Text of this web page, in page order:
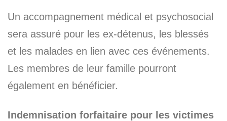
Un accompagnement médical et psychosocial
sera assuré pour les ex-détenus, les blessés
et les malades en lien avec ces événements.
Les membres de leur famille pourront
également en bénéficier.
Indemnisation forfaitaire pour les victimes